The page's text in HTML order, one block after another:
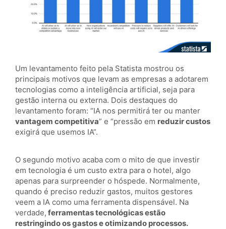
Um levantamento feito pela Statista mostrou os
principais motivos que levam as empresas a adotarem
tecnologias como a inteligência artificial, seja para
gestão interna ou externa. Dois destaques do
levantamento foram: “IA nos permitirá ter ou manter
vantagem competitiva” e “pressão em reduzir custos
exigirá que usemos IA”.
O segundo motivo acaba com o mito de que investir
em tecnologia é um custo extra para o hotel, algo
apenas para surpreender o hóspede. Normalmente,
quando é preciso reduzir gastos, muitos gestores
veem a IA como uma ferramenta dispensável. Na
verdade, ferramentas tecnológicas estão
restringindo os gastos e otimizando processos.